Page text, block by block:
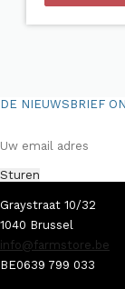
DE NIEUWSBRIEF
Graystraat 10/32
1040 Brussel
info@farmstore.be
BE0639 799 033